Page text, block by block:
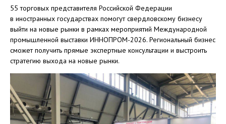
55 торговых представителя Российской Федерации
в иностранных государствах помогут свердловскому бизнесу
выйти на новые рынки в рамках мероприятий Международной
промышленной выставки ИННОПРОМ-2026. Региональный бизнес
сможет получить прямые экспертные консультации и выстроить
стратегию выхода на новые рынки.